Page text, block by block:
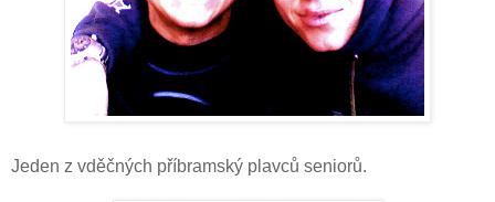
Jeden z vděčných příbramský plavců seniorů.